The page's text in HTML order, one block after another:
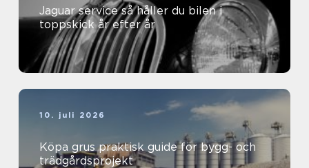
Jaguar service så håller du bilen i
toppskick år efter år
10. juli 2026
Köpa grus praktisk guide för bygg- och
trädgårdsprojekt